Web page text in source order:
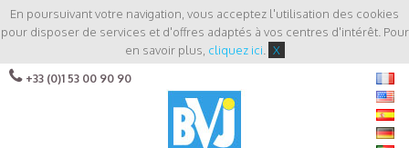
En poursuivant votre navigation, vous acceptez l'utilisation des cookies
pour disposer de services et d'offres adaptés à vos centres d'intérêt. Pour
en savoir plus, cliquez ici X
+33 (0)1 53 00 90 90